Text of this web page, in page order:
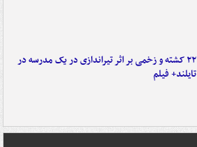
۲۲ کشته و زخمی بر اثر تیراندازی در یک مدرسه در
تایلند+ فیلم